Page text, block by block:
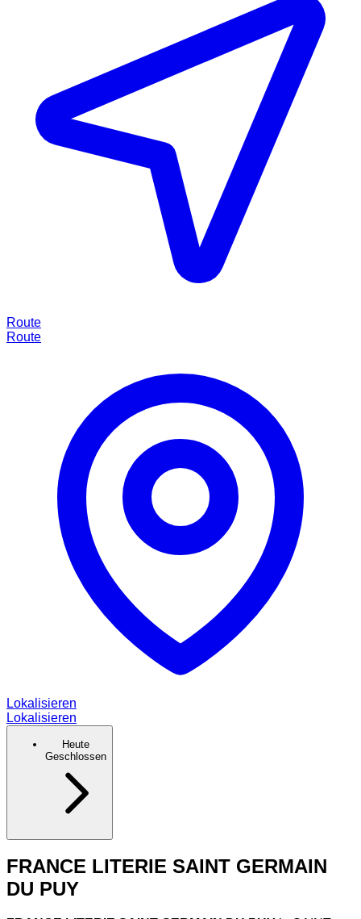
Route
Route
Lokalisieren
Lokalisieren
Heute
Geschlossen
FRANCE LITERIE SAINT GERMAIN
DU PUY